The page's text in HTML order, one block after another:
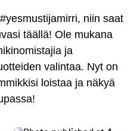
niin saat
täällä! Ole mukana
ja
valintaa. Nyt on
loistaa ja näkyä